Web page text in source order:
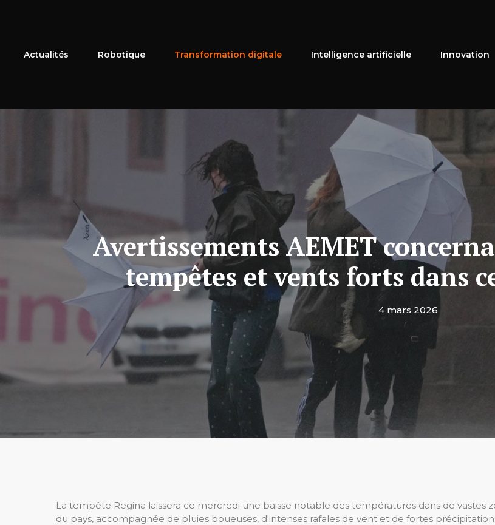
Actualités Robotique Transformation digitale Intelligence artificielle Innovation
Avertissements AEMET
tempêtes et vents forts dans
4 mars 2026
La tempête Regina laissera ce mercredi une baisse notable des températures dans de vastes
du pays, accompagnée de pluies boueuses, d'intenses rafales de vent et de fortes